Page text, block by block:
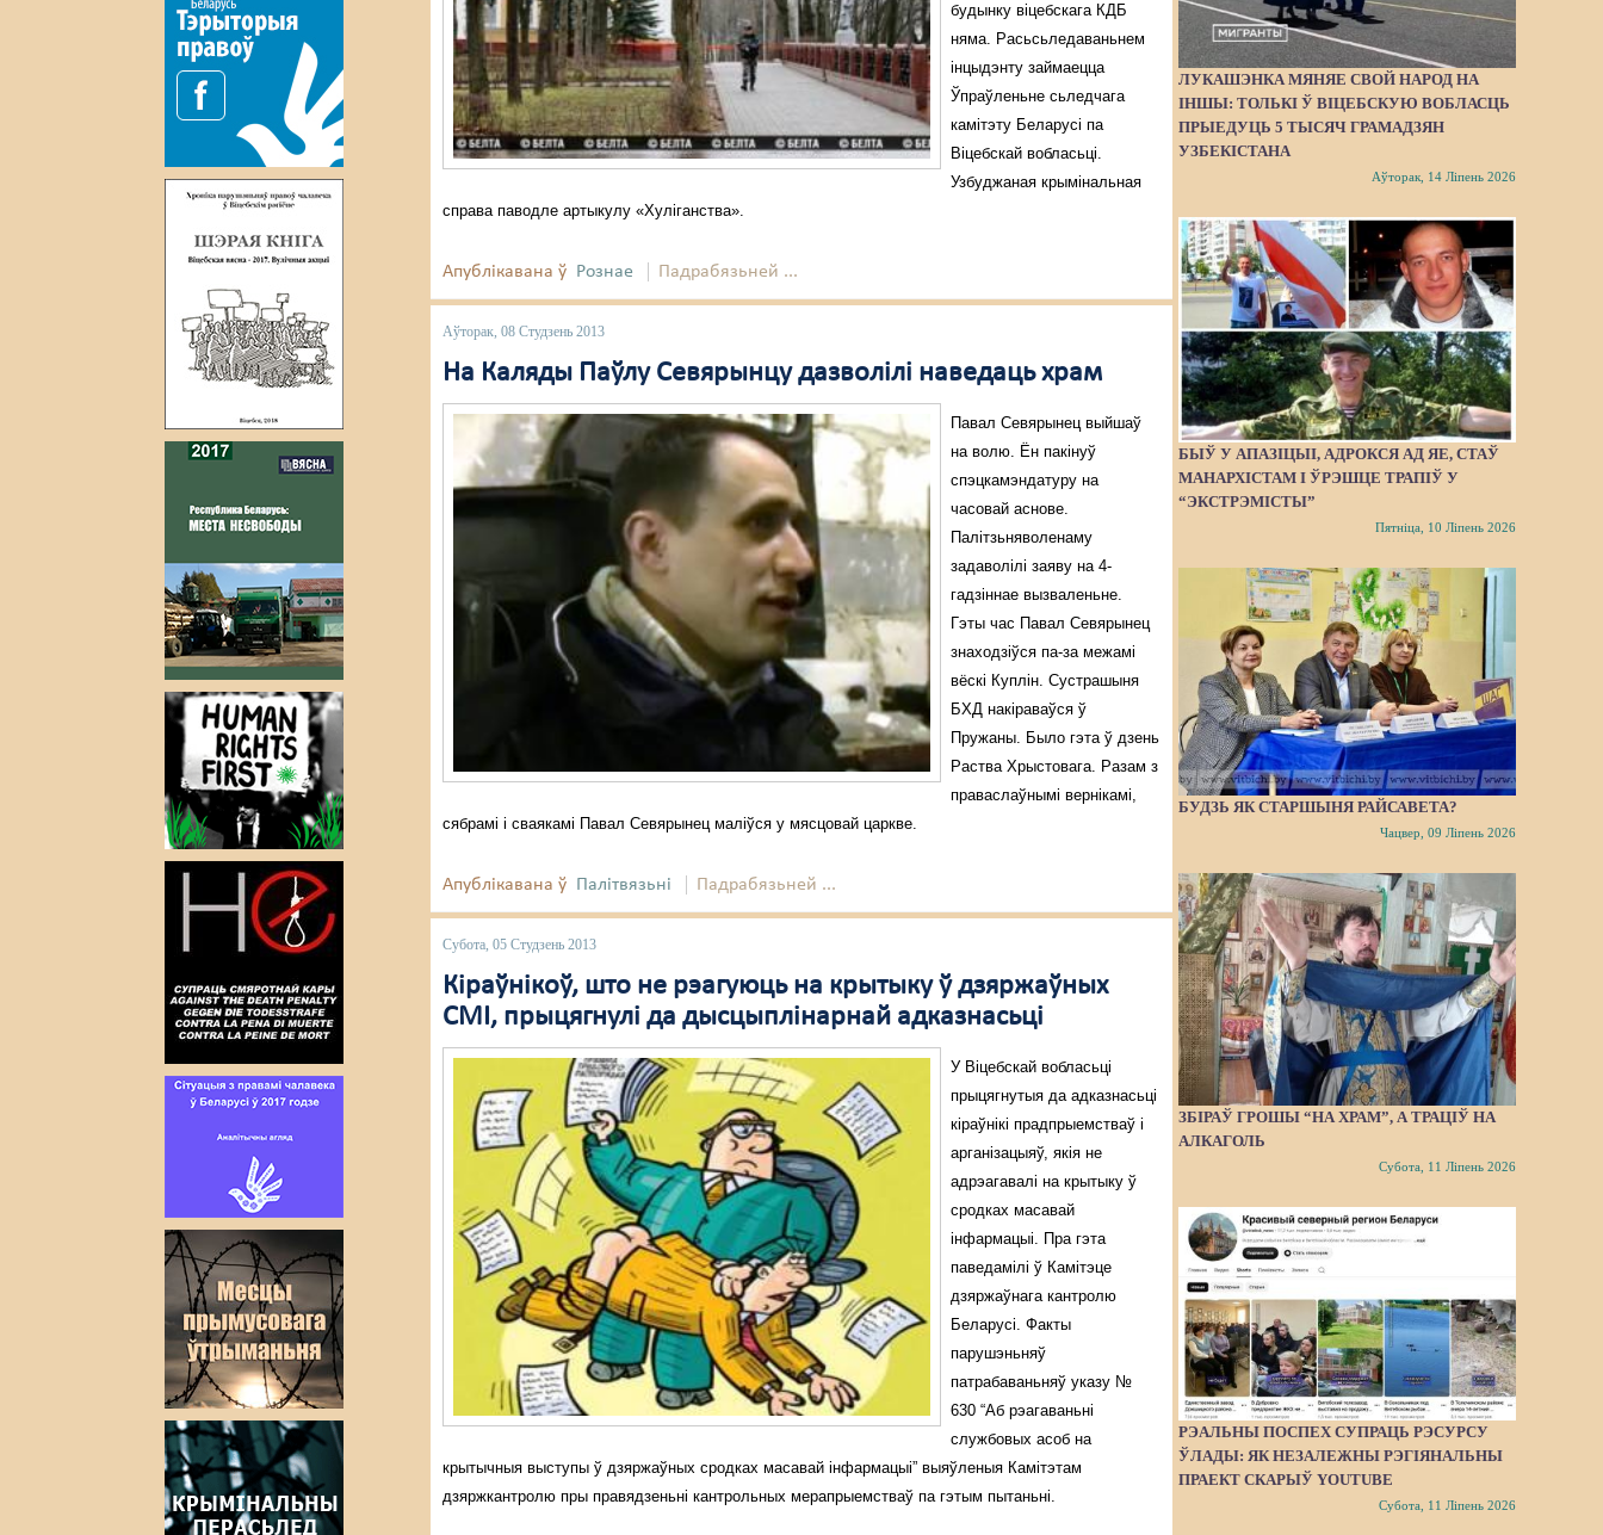
будынку віцебскага КДБ
няма. Расьсьледаваньнем
інцыдэнту займаецца
Ўпраўленьне сьледчага
камітэту Беларусі па
Віцебскай вобласьці.
Узбуджаная крымінальная
справа паводле артыкулу «Хуліганства».
Апублікавана ў Рознае Падрабязьней ...
Аўторак, 08 Студзень 2013
На Каляды Паўлу Севярынцу дазволілі наведаць храм
Павал Севярынец выйшаў
на волю. Ён пакінуў
спэцкамэндатуру на
часовай аснове.
Палітзьняволенаму
задаволілі заяву на 4-
гадзіннае вызваленьне.
Гэты час Павал Севярынец
знаходзіўся па-за межамі
вёскі Куплін. Сустрашыня
БХД накіраваўся ў
Пружаны. Было гэта ў дзень
Раства Хрыстовага. Разам з
праваслаўнымі вернікамі,
сябрамі і сваякамі Павал Севярынец маліўся у мясцовай царкве.
Апублікавана ў Палітвязьні Падрабязьней ...
Субота, 05 Студзень 2013
Кіраўнікоў, што не рэагуюць на крытыку ў дзяржаўных
СМІ, прыцягнулі да дысцыплінарнай адказнасьці
У Віцебскай вобласьці
прыцягнутыя да адказнасьці
кіраўнікі прадпрыемстваў і
арганізацыяў, якія не
адрэагавалі на крытыку ў
сродках масавай
інфармацыі. Пра гэта
паведамілі ў Камітэце
дзяржаўнага кантролю
Беларусі. Факты
парушэньняў
патрабаваньняў указу №
630 “Аб рэагаваньні
службовых асоб на
крытычныя выступы ў дзяржаўных сродках масавай інфармацыі” выяўленыя Камітэтам
дзяржкантролю пры правядзеньні кантрольных мерапрыемстваў па гэтым пытаньні.
ЛУКАШЭНКА МЯНЯЕ СВОЙ НАРОД НА
ІНШЫ: ТОЛЬКІ Ў ВІЦЕБСКУЮ ВОБЛАСЦЬ
ПРЫЕДУЦЬ 5 ТЫСЯЧ ГРАМАДЗЯН
УЗБЕКІСТАНА
Аўторак, 14 Ліпень 2026
БЫЎ У АПАЗІЦЫІ, АДРОКСЯ АД ЯЕ, СТАЎ
МАНАРХІСТАМ І ЎРЭШЦЕ ТРАПІЎ У
“ЭКСТРЭМІСТЫ”
Пятніца, 10 Ліпень 2026
БУДЗЬ ЯК СТАРШЫНЯ РАЙСАВЕТА?
Чацвер, 09 Ліпень 2026
ЗБІРАЎ ГРОШЫ “НА ХРАМ”, А ТРАЦІЎ НА
АЛКАГОЛЬ
Субота, 11 Ліпень 2026
РЭАЛЬНЫ ПОСПЕХ СУПРАЦЬ РЭСУРСУ
ЎЛАДЫ: ЯК НЕЗАЛЕЖНЫ РЭГІЯНАЛЬНЫ
ПРАЕКТ СКАРЫЎ YOUTUBE
Субота, 11 Ліпень 2026